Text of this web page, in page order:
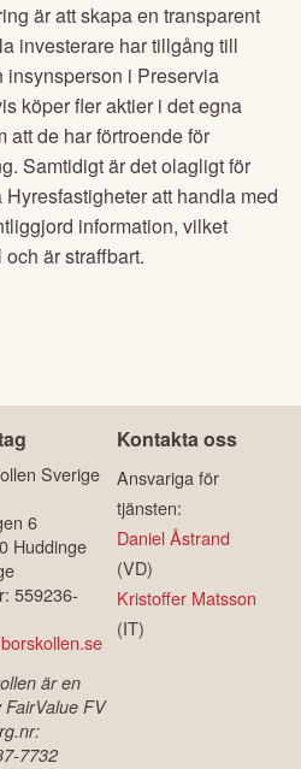
är att skapa en transparent
investerare har tillgång till
insynsperson i Preservia
köper fler aktier i det egna
att de har förtroende för
Samtidigt är det olagligt för
Hyresfastigheteratt handla med
information, vilket
är straffbart.
Sverige
6
Huddinge
559236-
är en
FairValue FV
7732
Kontakta oss
Ansvariga för
tjänsten:
Daniel Åstrand
(VD)
Kristoffer Matsson
(IT)